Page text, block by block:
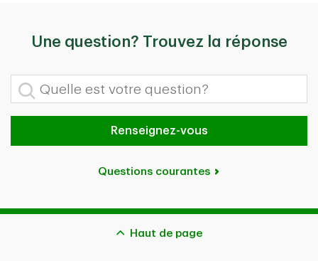
Une question? Trouvez la réponse
Quelle est votre question?
Renseignez-vous
Questions courantes
Haut de page